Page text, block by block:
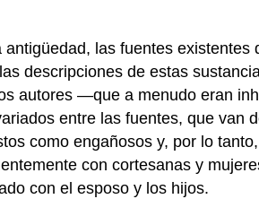
las fuentes
descripciones de estas
autores —que a menudo eran
entre las fuentes, que van
como engañosos y, por lo
con cortesanas y
con el esposo y los hijos.